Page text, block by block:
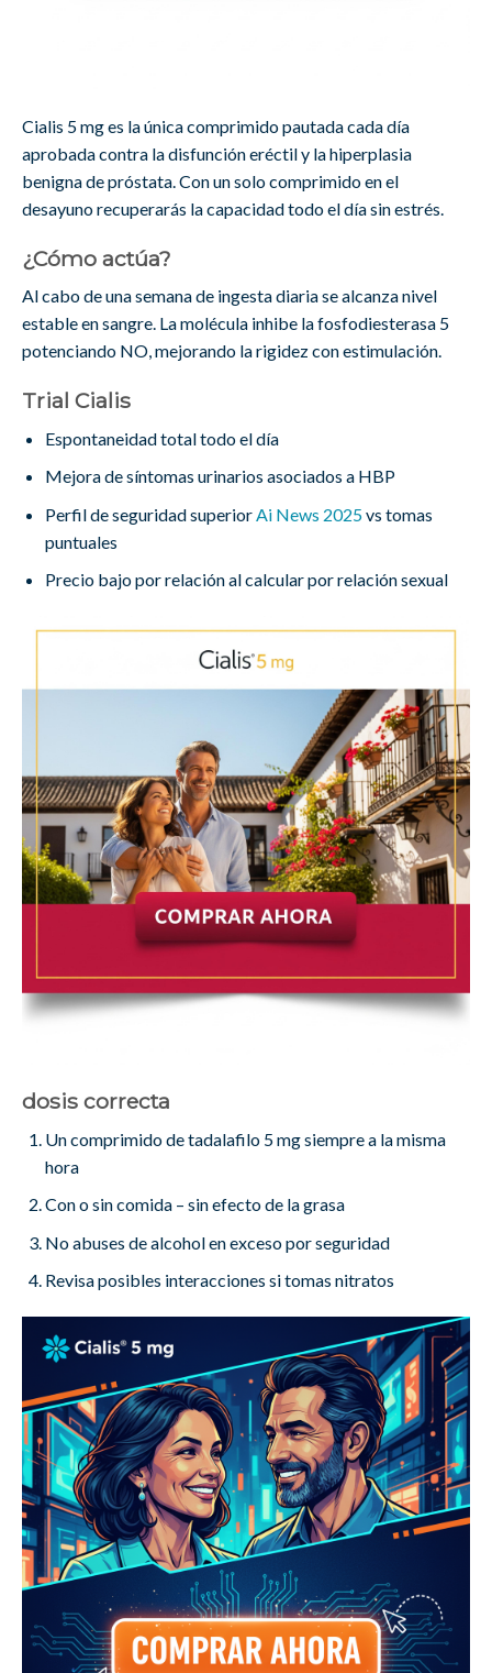
Cialis 5 mg es la única comprimido pautada cada día
aprobada contra la disfunción eréctil y la hiperplasia
benigna de próstata. Con un solo comprimido en el
desayuno recuperarás la capacidad todo el día sin estrés.
¿Cómo actúa?
Al cabo de una semana de ingesta diaria se alcanza nivel
estable en sangre. La molécula inhibe la fosfodiesterasa 5
potenciando NO, mejorando la rigidez con estimulación.
Trial Cialis
Espontaneidad total todo el día
Mejora de síntomas urinarios asociados a HBP
Perfil de seguridad superior Ai News 2025vs tomas
puntuales
Precio bajo por relación al calcular por relación sexual
dosis correcta
Un comprimido de tadalafilo 5 mg siempre a la misma
hora
Con o sin comida – sin efecto de la grasa
No abuses de alcohol en exceso por seguridad
Revisa posibles interacciones si tomas nitratos